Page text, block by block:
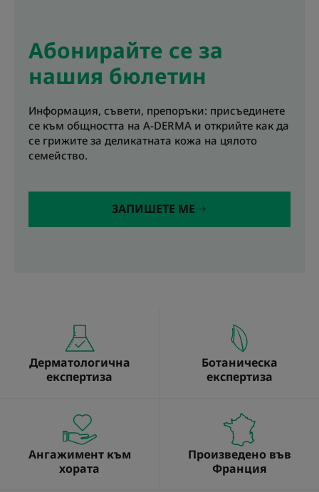
Абонирайте се за
нашия бюлетин
Информация, съвети, препоръки: присъединете
се към общността на A-DERMA и открийте как да
се грижите за деликатната кожа на цялото
семейство.
ЗАПИШЕТЕ МЕ
Дерматологична
експертиза
Ботаническа
експертиза
Ангажимент към
хората
Произведено във
Франция